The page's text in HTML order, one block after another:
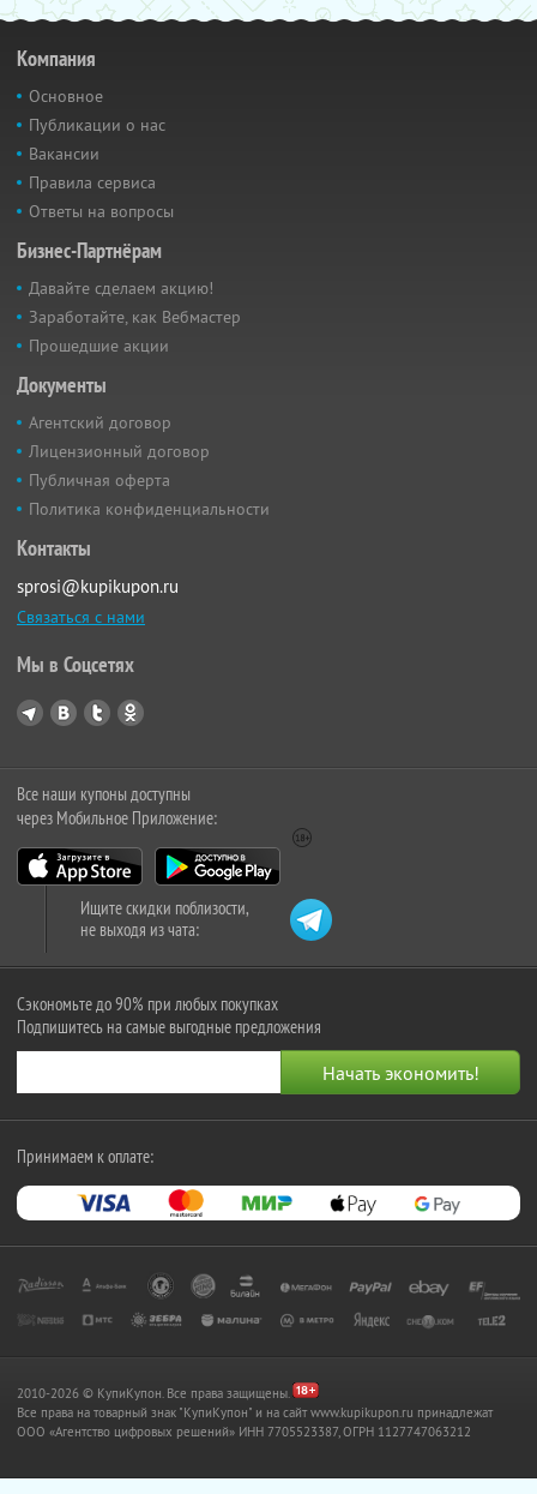
Компания
Основное
Публикации о нас
Вакансии
Правила сервиса
Ответы на вопросы
Бизнес-Партнёрам
Давайте сделаем акцию!
Заработайте, как Вебмастер
Прошедшие акции
Документы
Агентский договор
Лицензионный договор
Публичная оферта
Политика конфиденциальности
Контакты
sprosi@kupikupon.ru
Связаться с нами
Мы в Соцсетях
Все наши купоны доступны
через Мобильное Приложение:
Ищите скидки поблизости,
не выходя из чата:
Сэкономьте до 90% при любых покупках
Подпишитесь на самые выгодные предложения
Принимаем к оплате:
2010-2026 © КупиКупон. Все права защищены.
Все права на товарный знак "КупиКупон" и на сайт www.kupikupon.ru принадлежат
OOO «Агентство цифровых решений» ИНН 7705523387, ОГРН 1127747063212